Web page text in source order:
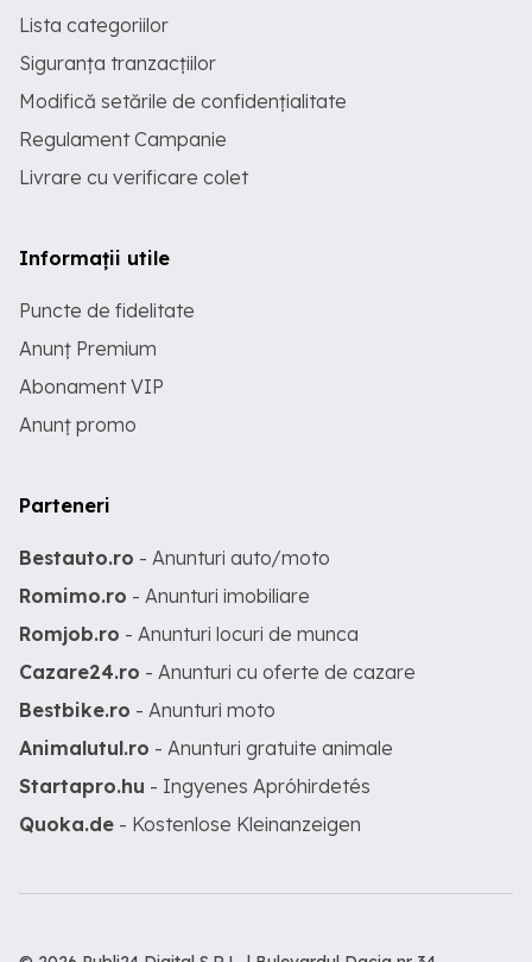
Lista categoriilor
Siguranța tranzacțiilor
Modifică setările de confidențialitate
Regulament Campanie
Livrare cu verificare colet
Informații utile
Puncte de fidelitate
Anunț Premium
Abonament VIP
Anunț promo
Parteneri
Bestauto.ro - Anunturi auto/moto
Romimo.ro - Anunturi imobiliare
Romjob.ro - Anunturi locuri de munca
Cazare24.ro - Anunturi cu oferte de cazare
Bestbike.ro - Anunturi moto
Animalutul.ro - Anunturi gratuite animale
Startapro.hu - Ingyenes Apróhirdetés
Quoka.de - Kostenlose Kleinanzeigen